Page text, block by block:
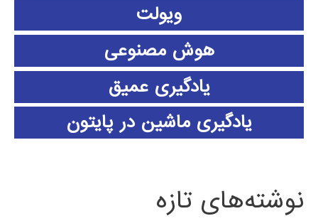
ویولت
هوش مصنوعی
یادگیری عمیق
یادگیری ماشین در پایتون
نوشته‌های تازه